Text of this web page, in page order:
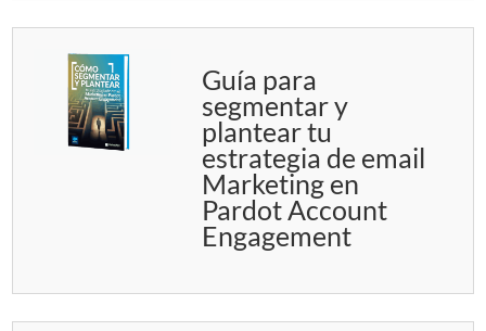
Guía para
segmentar y
plantear tu
estrategia de email
Marketing en
Pardot Account
Engagement